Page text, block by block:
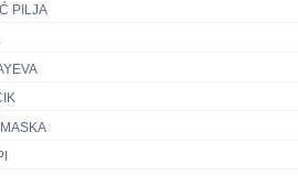
PILJA